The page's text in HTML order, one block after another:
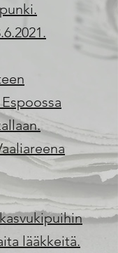
lääkkeitä.